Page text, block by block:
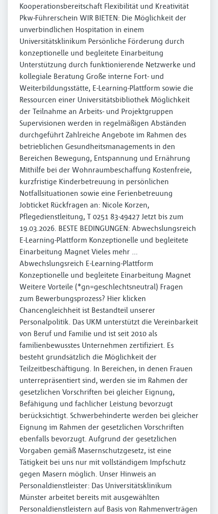
Kooperationsbereitschaft Flexibilität und Kreativität
Pkw-Führerschein WIR BIETEN: Die Möglichkeit der
unverbindlichen Hospitation in einem
Universitätsklinikum Persönliche Förderung durch
konzeptionelle und begleitete Einarbeitung
Unterstützung durch funktionierende Netzwerke und
kollegiale Beratung Große interne Fort- und
Weiterbildungsstätte, E-Learning-Plattform sowie die
Ressourcen einer Universitätsbibliothek Möglichkeit
der Teilnahme an Arbeits- und Projektgruppen
Supervisionen werden in regelmäßigen Abständen
durchgeführt Zahlreiche Angebote im Rahmen des
betrieblichen Gesundheitsmanagements in den
Bereichen Bewegung, Entspannung und Ernährung
Mithilfe bei der Wohnraumbeschaffung Kostenfreie,
kurzfristige Kinderbetreuung in persönlichen
Notfallsituationen sowie eine Ferienbetreuung
Jobticket Rückfragen an: Nicole Korzen,
Pflegedienstleitung, T 0251 83-49427 Jetzt bis zum
19.03.2026. BESTE BEDINGUNGEN: Abwechslungsreich
E-Learning-Plattform Konzeptionelle und begleitete
Einarbeitung Magnet Vieles mehr ...
Abwechslungsreich E-Learning-Plattform
Konzeptionelle und begleitete Einarbeitung Magnet
Weitere Vorteile (*gn=geschlechtsneutral) Fragen
zum Bewerbungsprozess? Hier klicken
Chancengleichheit ist Bestandteil unserer
Personalpolitik. Das UKM unterstützt die Vereinbarkeit
von Beruf und Familie und ist seit 2010 als
familienbewusstes Unternehmen zertifiziert. Es
besteht grundsätzlich die Möglichkeit der
Teilzeitbeschäftigung. In Bereichen, in denen Frauen
unterrepräsentiert sind, werden sie im Rahmen der
gesetzlichen Vorschriften bei gleicher Eignung,
Befähigung und fachlicher Leistung bevorzugt
berücksichtigt. Schwerbehinderte werden bei gleicher
Eignung im Rahmen der gesetzlichen Vorschriften
ebenfalls bevorzugt. Aufgrund der gesetzlichen
Vorgaben gemäß Masernschutzgesetz, ist eine
Tätigkeit bei uns nur mit vollständigem Impfschutz
gegen Masern möglich. Unser Hinweis an
Personaldienstleister: Das Universitätsklinikum
Münster arbeitet bereits mit ausgewählten
Personaldienstleistern auf Basis von Rahmenverträgen